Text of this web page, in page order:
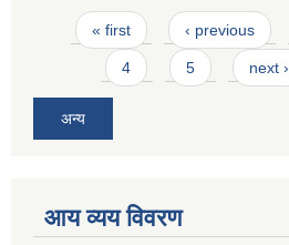
Pages
« first ‹ previous
4 5 next ›
अन्य
आय व्यय विवरण